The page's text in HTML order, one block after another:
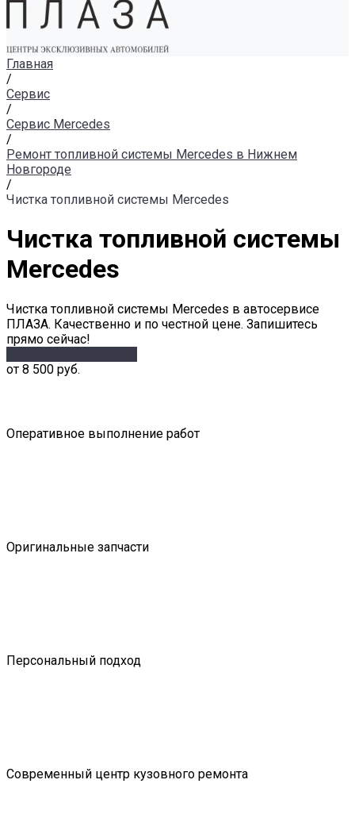
Главная
/
Сервис
/
Сервис Mercedes
/
Ремонт топливной системы Mercedes в Нижнем
Новгороде
/
Чистка топливной системы Mercedes
Чистка топливной системы
Mercedes
Чистка топливной системы Mercedes в автосервисе
ПЛАЗА. Качественно и по честной цене. Запишитесь
прямо сейчас!
от 8 500 руб.
Оперативное выполнение работ
Оригинальные запчасти
Персональный подход
Современный центр кузовного ремонта